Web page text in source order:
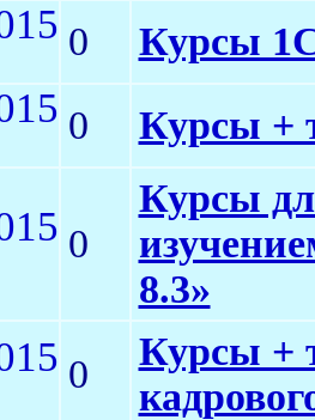
0 Курсы
0 Курсы +
0
Курсы
8.3»
0
Курсы +